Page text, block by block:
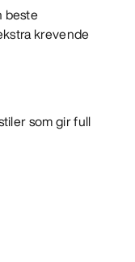
beste
krevende
som gir full